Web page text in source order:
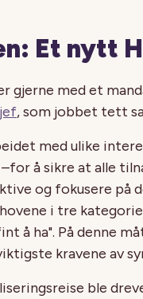
Et nytt
gjerne med et
, som jobbet tett
med ulike
–for å sikre at alle
og fokusere på
i tre
å ha". På denne
kravene av
ble